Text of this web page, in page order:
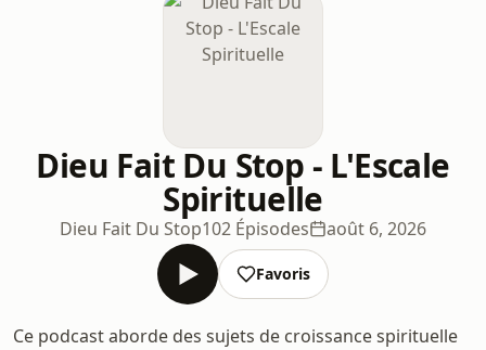
Dieu Fait Du Stop - L'Escale
Spirituelle
Dieu Fait Du Stop102 Épisodes août 6, 2026
Favoris
Ce podcast aborde des sujets de croissance spirituelle